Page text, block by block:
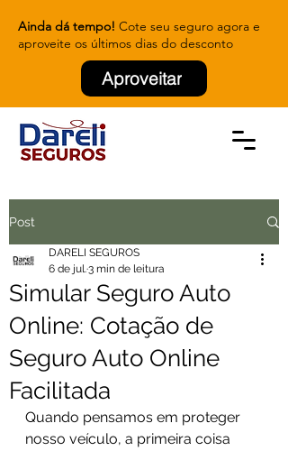
Ainda dá tempo! Cote seu seguro agora e
aproveite os últimos dias do desconto
Aproveitar
Post
Simular Seguro Auto
Online: Cotação de
Seguro Auto Online
Facilitada
DARELI SEGUROS
6 de jul.3 min de leitura
Quando pensamos em proteger
nosso veículo, a primeira coisa